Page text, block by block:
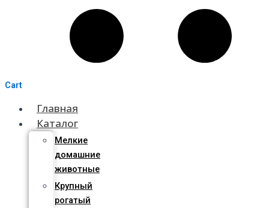
Cart
Главная
Каталог
Мелкие
домашние
животные
Крупный
рогатый